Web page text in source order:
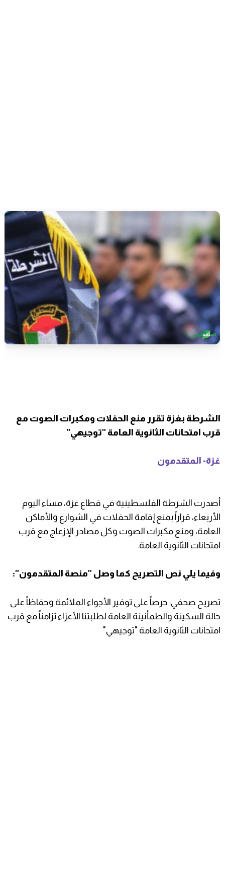
الشرطة بغزة تقرر منع الحفلات ومكبرات الصوت مع
قرب امتحانات الثانوية العامة "توجيهي"
غزة- المتقدمون
أصدرت الشرطة الفلسطينية في قطاع غزة، مساء اليوم
الأربعاء، قراراً بمنع إقامة الحفلات في الشوارع والأماكن
العامة، ومنع مكبرات الصوت وكل مصادر الإزعاج مع قرب
امتحانات الثانوية العامة.
وفيما يلي نص التصريح كما وصل "منصة المتقدمون":
تصريح صحفي: حرصاً على توفير الأجواء الملائمة وحفاظاً على
حالة السكينة والطمأنينة العامة لطلبتنا الأعزاء تزامناً مع قرب
امتحانات الثانوية العامة "توجيهي"